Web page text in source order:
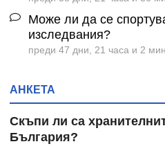
Може ли да се
изследвания?
преди 47 дни, 21 часа и 2 мин.
АНКЕТА
Скъпи ли са
България?